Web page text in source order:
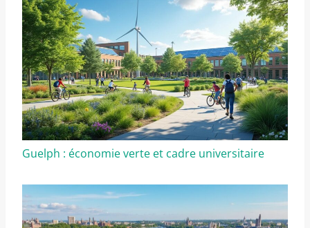
Guelph : économie verte et cadre universitaire